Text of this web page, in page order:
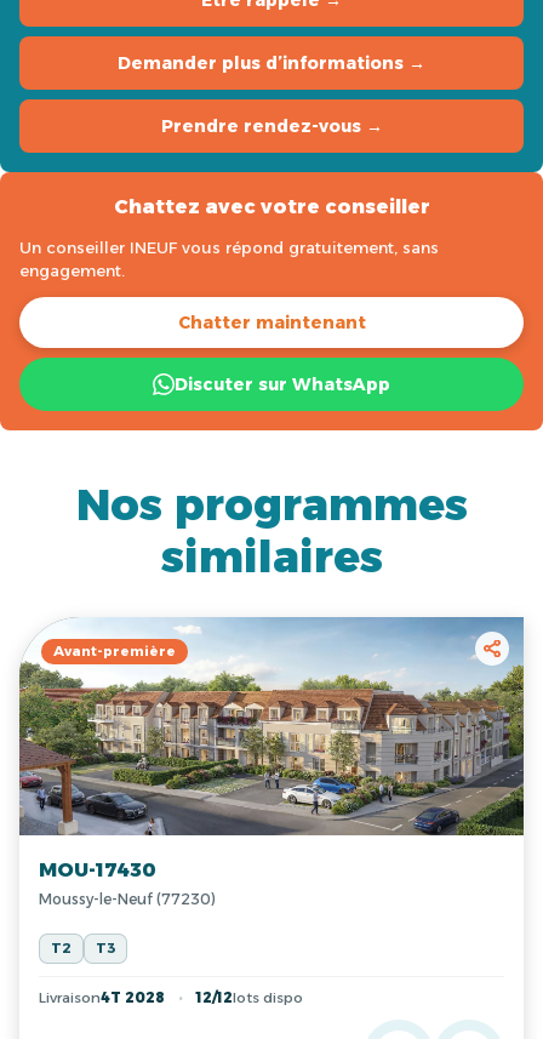
Demander plus d’informations →
Prendre rendez-vous →
Chattez avec votre conseiller
Un conseiller INEUF vous répond gratuitement, sans
engagement.
Chatter maintenant
Discuter sur WhatsApp
Nos programmes
similaires
Avant-première
MOU-17430
Moussy-le-Neuf (77230)
T2 T3
Livraison4T 2028 12/12lots dispo